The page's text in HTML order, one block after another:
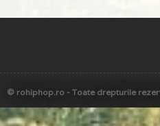
© rohiphop.ro - Toate drepturile